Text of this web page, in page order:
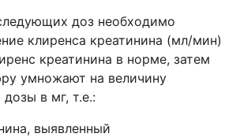
доз необходимо
клиренса креатинина (мл/мин)
креатинина в норме, затем
умножают на величину
в мг, т.е.:
выявленный